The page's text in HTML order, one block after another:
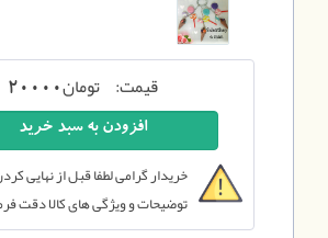
قیمت: تومان20000
خریدار گرامی لطفا قبل از نهایی
توضیحات و ویژگی های کالا دقت